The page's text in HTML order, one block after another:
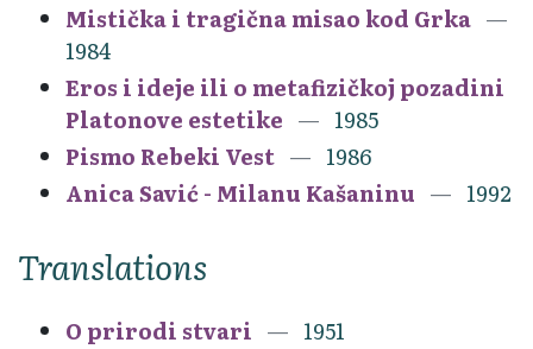
Mistička i tragična misao kod Grka
1984
Eros i ideje ili o metafizičkoj pozadini
Platonove estetike
1985
Pismo Rebeki Vest
1986
Anica Savić - Milanu Kašaninu
1992
Translations
O prirodi stvari
1951